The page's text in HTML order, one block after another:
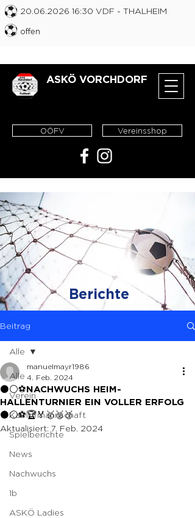
ASKÖ VORCHDORF
OÖFV Vereinsshop
20.06.2026 16:30 VDF - THALHEIM
offen
Berichte
Beitrag
Alle
Verein
Kampfmannschaft
Spielberichte
News
Nachwuchs
1b
ASKÖ Ladies
Alle
⚫️⚪️⚽️NACHWUCHS HEIM-
HALLENTURNIER EIN VOLLER ERFOLG
⚫️⚪️⚽️🏆🏅🥇🥈🥉
manuelmayr1986
4. Feb. 2024
Aktualisiert: 7. Feb. 2024